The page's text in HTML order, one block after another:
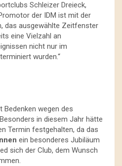
Schleizer Dreieck,
der IDM ist mit der
das ausgewählte Zeitfenster
eine Vielzahl an
nicht nur im
wurden.“
Bedenken wegen des
in diesem Jahr hätte
Termin festgehalten, da das
ein besonderes Jubiläum
sich der Club, dem Wunsch